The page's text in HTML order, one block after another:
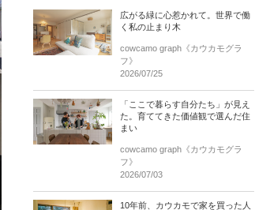
広がる緑に心惹かれて。世界で働
く私の止まり木
cowcamo graph《カウカモグラ
フ》
2026/07/25
「ここで暮らす自分たち」が見え
た。育ててきた価値観で選んだ住
まい
cowcamo graph《カウカモグラ
フ》
2026/07/03
10年前、カウカモで家を買った人